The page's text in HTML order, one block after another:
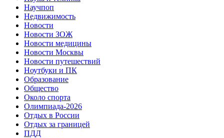
Научпоп
Недвижимость
Новости
Новости ЗОЖ
Новости медицины
Новости Москвы
Новости путешествий
Ноутбуки и ПК
Образование
Общество
Около спорта
Олимпиада-2026
Отдых в России
Отдых за границей
ПДД